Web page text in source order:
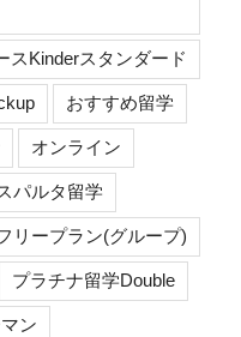
スKinderスタンダード
おすすめ留学
オンライン
パルタ留学
リープラン(グループ)
プラチナ留学Double
ン